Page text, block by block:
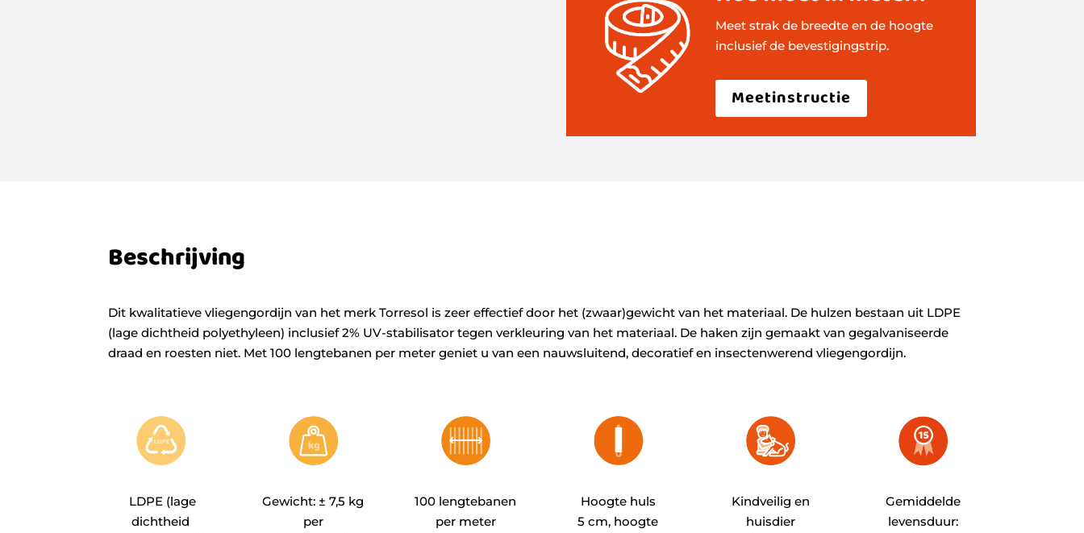
Meet strak de breedte en de hoogte
inclusief de bevestigingstrip.
Meetinstructie
Beschrijving
Dit kwalitatieve vliegengordijn van het merk Torresol is zeer effectief door het (zwaar)gewicht van het materiaal. De hulzen bestaan uit LDPE
(lage dichtheid polyethyleen) inclusief 2% UV-stabilisator tegen verkleuring van het materiaal. De haken zijn gemaakt van gegalvaniseerde
draad en roesten niet. Met 100 lengtebanen per meter geniet u van een nauwsluitend, decoratief en insectenwerend vliegengordijn.
LDPE (lage
dichtheid
Gewicht: ± 7,5 kg
per
100 lengtebanen
per meter
Hoogte huls
5 cm, hoogte
Kindveilig en
huisdier
Gemiddelde
levensduur: